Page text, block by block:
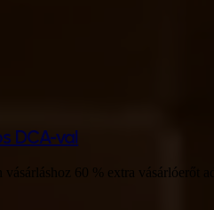
DCA-val
60 % extra vásárlóerőt ad.